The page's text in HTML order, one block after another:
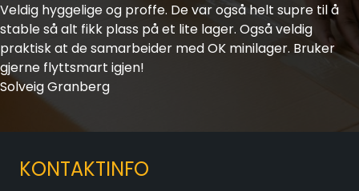
Veldig hyggelige og proffe. De var også helt supre til å
stable så alt fikk plass på et lite lager. Også veldig
praktisk at de samarbeider med OK minilager. Bruker
gjerne flyttsmart igjen!
Solveig Granberg
KONTAKTINFO